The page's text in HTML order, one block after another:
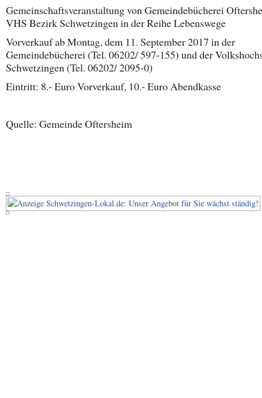
Gemeinschaftsveranstaltung von Gemeindebücherei
VHS Bezirk Schwetzingen in der Reihe Lebenswege
Vorverkauf ab Montag, dem 11. September 2017 in der
Gemeindebücherei (Tel. 06202/ 597-155) und der
Schwetzingen (Tel. 06202/ 2095-0)
Eintritt: 8.- Euro Vorverkauf, 10.- Euro Abendkasse
Quelle: Gemeinde Oftersheim